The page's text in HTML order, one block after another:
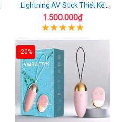
Lightning AV Stick Thiết Kế
Thông Minh
1.500.000₫
-20%